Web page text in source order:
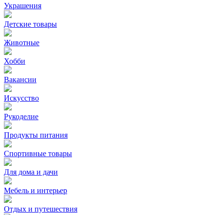
Украшения
Детские товары
Животные
Хобби
Вакансии
Искусство
Рукоделие
Продукты питания
Спортивные товары
Для дома и дачи
Мебель и интерьер
Отдых и путешествия